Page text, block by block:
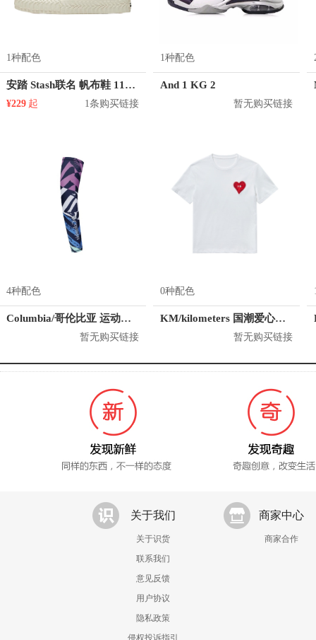
1种配色
安踏 Stash联名 帆布鞋 11948681
¥229 起 1条购买链接
1种配色
And 1 KG 2
暂无购买链接
4种配色
Columbia/哥伦比亚 运动护臂 CU0258
暂无购买链接
0种配色
KM/kilometers 国潮爱心短袖T恤 M2X2108466
暂无购买链接
关于我们
关于识货
联系我们
意见反馈
用户协议
隐私政策
侵权投诉指引
商家中心
商家合作